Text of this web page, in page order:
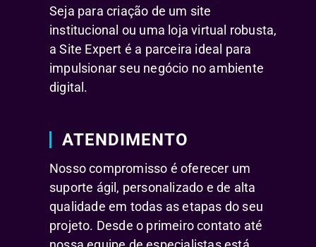
Seja para criação de um site
institucional ou uma loja virtual robusta,
a Site Expert é a parceira ideal para
impulsionar seu negócio no ambiente
digital.
ATENDIMENTO
Nosso compromisso é oferecer um
suporte ágil, personalizado e de alta
qualidade em todas as etapas do seu
projeto. Desde o primeiro contato até